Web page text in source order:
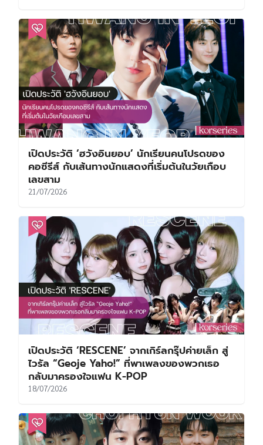
เปิดประวัติ ‘ฮวังอินยอบ’ นักเรียนคนโปรดของ
คอซีรีส์ กับเส้นทางนักแสดงที่เริ่มต้นในวัยเกือบ
เลขสาม
21/07/2026
เปิดประวัติ ‘RESCENE’ จากเกิร์ลกรุ๊ปค่ายเล็ก สู่
ไวรัล “Geoje Yaho!” ที่พาเพลงของพวกเธอ
กลับมาครองใจแฟน K-POP
18/07/2026